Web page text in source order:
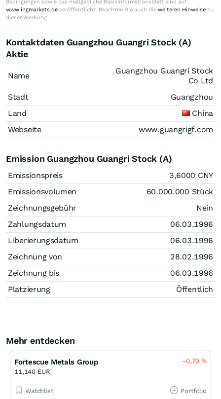
Bedingungen sowie das maßgebliche Basisinformationsblatt sind auf
www.ingmarkets.de veröffentlicht. Beachten Sie auch die weiteren Hinweise zu
dieser Werbung.
Kontaktdaten Guangzhou Guangri Stock (A)
Aktie
Name
Guangzhou Guangri Stock
Co Ltd
Stadt
Guangzhou
Land
China
Webseite
www.guangrigf.com
Emission Guangzhou Guangri Stock (A)
Emissionspreis 3,6000 CNY
Emissionsvolumen
60.000.000 Stück
Zeichnungsgebühr
Nein
Zahlungsdatum
06.03.1996
Liberierungsdatum
06.03.1996
Zeichnung von
28.02.1996
Zeichnung bis
06.03.1996
Platzierung
Öffentlich
Mehr entdecken
Fortescue Metals Group
11,140 EUR
-0,70%
Watchlist Portfolio